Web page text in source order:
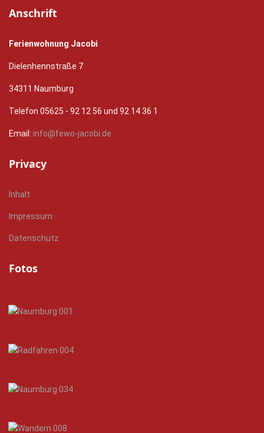
Anschrift
Ferienwohnung Jacobi
Dielenhennstraße 7
34311 Naumburg
Telefon 05625 - 92 12 56 und 92 14 36 1
Email: info@fewo-jacobi.de
Privacy
Inhalt
Impressum
Datenschutz
Fotos